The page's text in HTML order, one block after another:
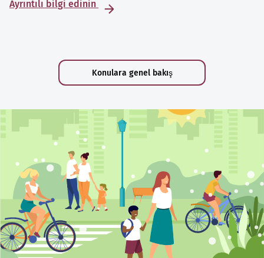
Ayrıntılı bilgi edinin
Konulara genel bakış